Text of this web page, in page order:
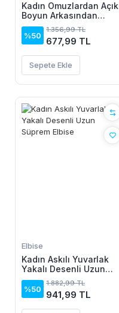
Kadın Omuzlardan Açık
Boyun Arkasından
Bağcıklı Beli Lastikli
Kısa Süprem Elbise
%50
1.356,99 TL
677,99 TL
Sepete Ekle
Elbise
Kadın Askılı Yuvarlak
Yakalı Desenli Uzun
Süprem Elbise
%50
1.882,99 TL
941,99 TL